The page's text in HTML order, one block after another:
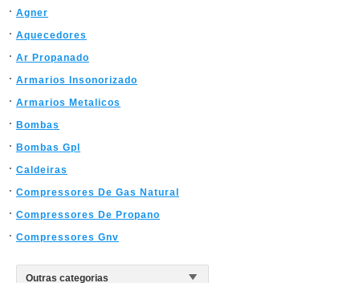
Agner
Aquecedores
Ar Propanado
Armarios Insonorizado
Armarios Metalicos
Bombas
Bombas Gpl
Caldeiras
Compressores De Gas Natural
Compressores De Propano
Compressores Gnv